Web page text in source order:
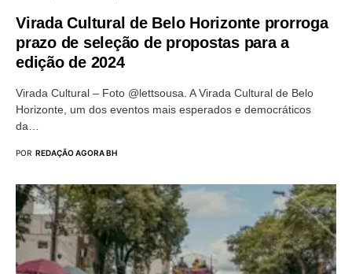
Virada Cultural de Belo Horizonte prorroga
prazo de seleção de propostas para a
edição de 2024
Virada Cultural – Foto @lettsousa. A Virada Cultural de Belo
Horizonte, um dos eventos mais esperados e democráticos
da…
POR REDAÇÃO AGORA BH